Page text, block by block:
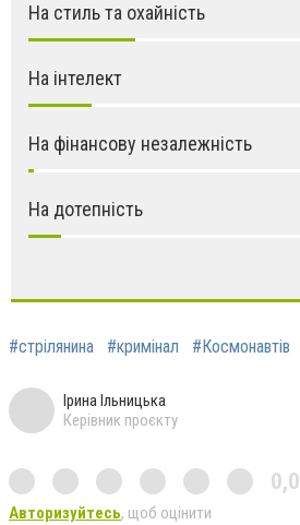
На стиль та охайність
На інтелект
На фінансову незалежність
На дотепність
#стрілянина #кримінал #Космонавтів
Ірина Ільницька
Керівник проєкту
0,0
Авторизуйтесь, щоб оцінити